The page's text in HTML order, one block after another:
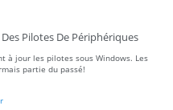
Pilotes De Périphériques
à jour les pilotes sous Windows. Les
partie du passé!